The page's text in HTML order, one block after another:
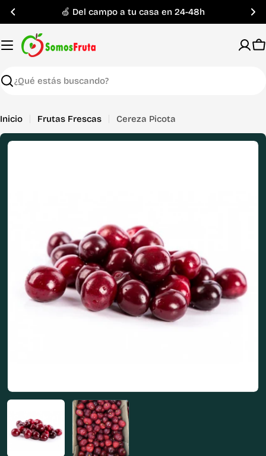
Saltar
contenido
🍏 Del campo a tu casa en 24-48h
Buscar
Inicio Frutas Frescas Cereza Picota
Abrir medios 0 en modal